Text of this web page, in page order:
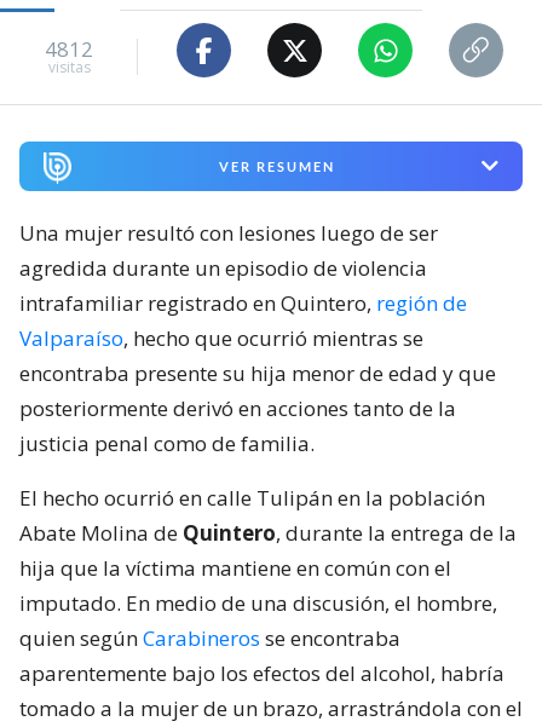
4812
visitas
VER RESUMEN
Una mujer resultó con lesiones luego de ser
agredida durante un episodio de violencia
intrafamiliar registrado en Quintero, región de
Valparaíso, hecho que ocurrió mientras se
encontraba presente su hija menor de edad y que
posteriormente derivó en acciones tanto de la
justicia penal como de familia.
El hecho ocurrió en calle Tulipán en la población
Abate Molina de Quintero, durante la entrega de la
hija que la víctima mantiene en común con el
imputado. En medio de una discusión, el hombre,
quien segúnCarabineros se encontraba
aparentemente bajo los efectos del alcohol, habría
tomado a la mujer de un brazo, arrastrándola con el